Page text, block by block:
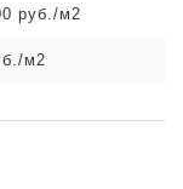
руб./м2
м2